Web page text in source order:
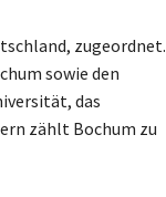
zugeordnet.
sowie den
das
zählt Bochum zu